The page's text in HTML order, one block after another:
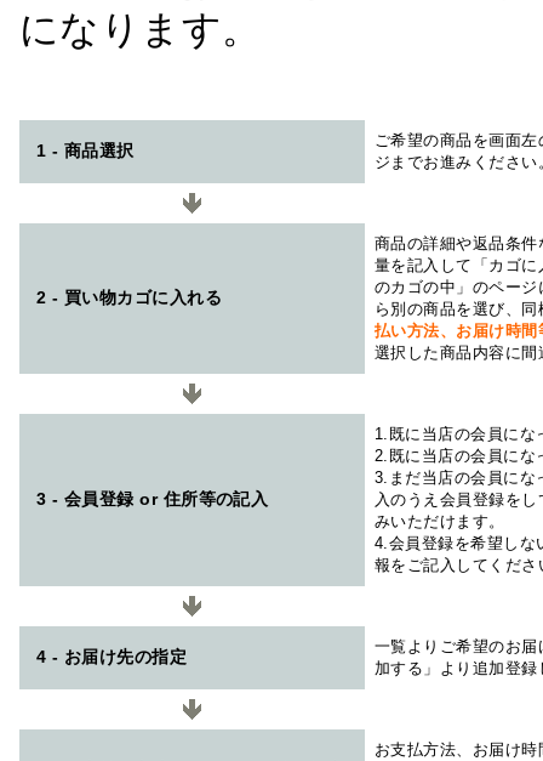
になります。
1 - 商品選択
ご希望の商品を画面
ジまでお進みください
2 - 買い物カゴに入れる
商品の詳細や返品条
量を記入して「カゴ
のカゴの中」のペー
ら別の商品を選び、
払い方法、お届け時
選択した商品内容に
3 - 会員登録 or 住所等の記入
1.既に当店の会員にな
2.既に当店の会員にな
3.まだ当店の会員にな
入のうえ会員登録を
みいただけます。
4.会員登録を希望しな
報をご記入してくださ
4 - お届け先の指定
一覧よりご希望のお
加する」より追加登
お支払方法、お届け